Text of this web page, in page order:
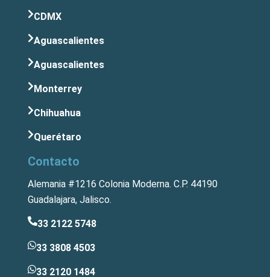
CDMX
Aguascalientes
Aguascalientes
Monterrey
Chihuahua
Querétaro
Contacto
Alemania #1216 Colonia Moderna. C.P. 44190
Guadalajara, Jalisco.
33 2122 5748
33 3808 4503
33 2120 1484